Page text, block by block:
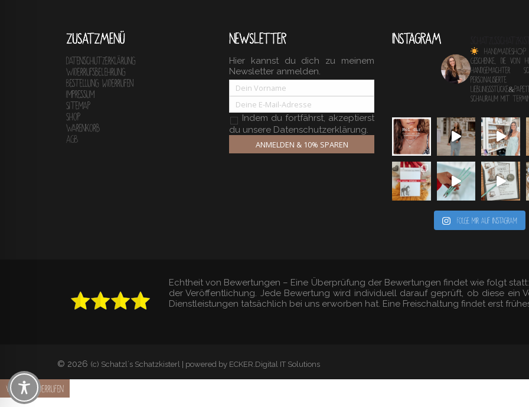
ZUSATZMENÜ
Datenschutzerklärung
Widerrufsbelehrung
Bestellung widerrufen
Impressum
Sitemap
Shop
Warenkorb
AGB
NEWSLETTER
Hier kannst du dich zu meinem
Newsletter anmelden.
Indem du fortfährst, akzeptierst
du unsere Datenschutzerklärung.
ANMELDEN & 10% SPAREN
INSTAGRAM
Geschenke, die von
Handgemachter
personalisierte
Schauraum mit
Folge mir auf Instagram
Echtheit von Bewertungen – Eine Überprüfung der Bewertungen findet wie folgt
der Veröffentlichung. Jede Bewertung wird individuell darauf geprüft, ob diese ein
Dienstleistungen tatsächlich bei uns erworben hat. Eine Freischaltung findet erst
© 2026 (c) Schatzl´s Schatzkisterl | powered by ECKER.Digital IT Solutions
Vertrag widerrufen